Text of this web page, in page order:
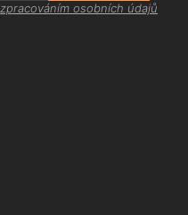
zpracováním osobních údajů